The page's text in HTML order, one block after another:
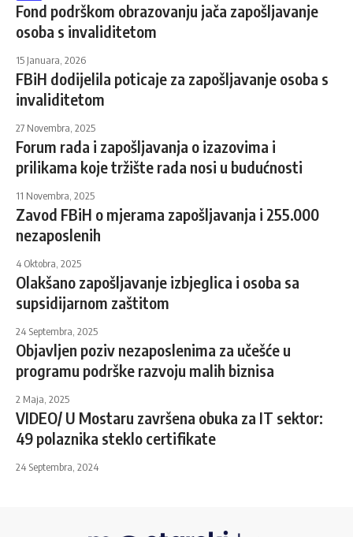
Fond podrškom obrazovanju jača zapošljavanje
osoba s invaliditetom
15 Januara, 2026
FBiH dodijelila poticaje za zapošljavanje osoba s
invaliditetom
27 Novembra, 2025
Forum rada i zapošljavanja o izazovima i
prilikama koje tržište rada nosi u budućnosti
11 Novembra, 2025
Zavod FBiH o mjerama zapošljavanja i 255.000
nezaposlenih
4 Oktobra, 2025
Olakšano zapošljavanje izbjeglica i osoba sa
supsidijarnom zaštitom
24 Septembra, 2025
Objavljen poziv nezaposlenima za učešće u
programu podrške razvoju malih biznisa
2 Maja, 2025
VIDEO/ U Mostaru završena obuka za IT sektor:
49 polaznika steklo certifikate
24 Septembra, 2024